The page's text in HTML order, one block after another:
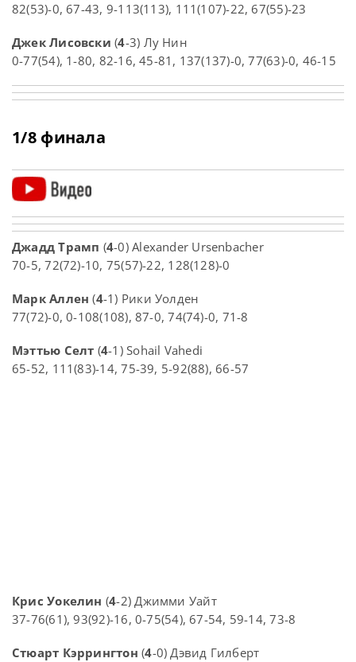
82(53)-0, 67-43, 9-113(113), 111(107)-22, 67(55)-23
Джек Лисовски (4-3) Лу Нин
0-77(54), 1-80, 82-16, 45-81, 137(137)-0, 77(63)-0, 46-15
1/8 финала
Джадд Трамп (4-0) Alexander Ursenbacher
70-5, 72(72)-10, 75(57)-22, 128(128)-0
Марк Аллен (4-1) Рики Уолден
77(72)-0, 0-108(108), 87-0, 74(74)-0, 71-8
Мэттью Селт (4-1) Sohail Vahedi
65-52, 111(83)-14, 75-39, 5-92(88), 66-57
Крис Уокелин (4-2) Джимми Уайт
37-76(61), 93(92)-16, 0-75(54), 67-54, 59-14, 73-8
Стюарт Кэррингтон (4-0) Дэвид Гилберт